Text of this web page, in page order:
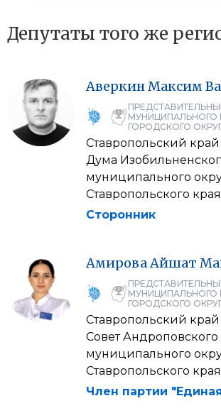
Депутаты того же
АверкинМаксим
МУНИЦИПАЛЬНОГО
ГОРОДСКОГО
Ставропольский край
Дума
муниципального
Ставропольского
Сторонник
АмироваАйшат
МУНИЦИПАЛЬНОГО
ГОРОДСКОГО
Ставропольский край
Совет Андроповского
муниципального
Ставропольского
Член партии